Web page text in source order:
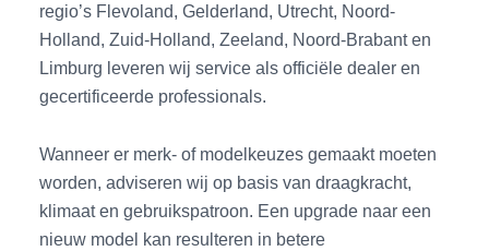
regio’s Flevoland, Gelderland, Utrecht, Noord-
Holland, Zuid-Holland, Zeeland, Noord-Brabant en
Limburg leveren wij service als officiële dealer en
gecertificeerde professionals.
Wanneer er merk- of modelkeuzes gemaakt moeten
worden, adviseren wij op basis van draagkracht,
klimaat en gebruikspatroon. Een upgrade naar een
nieuw model kan resulteren in betere